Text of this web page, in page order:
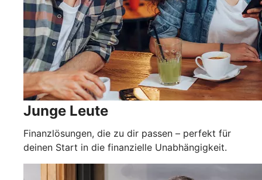
Junge Leute
Finanzlösungen, die zu dir passen – perfekt für
deinen Start in die finanzielle Unabhängigkeit.